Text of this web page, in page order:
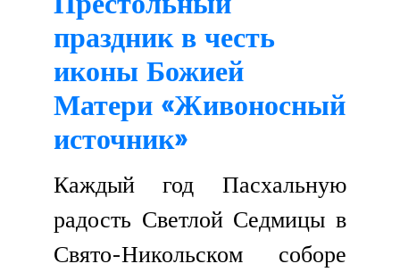
артоса
Свято-
Никольском
г.
праздник в честь
иконы Божией
Матери «Живоносный
источник»
Каждый год Пасхальную
радость Светлой Седмицы в
Свято-Никольском соборе